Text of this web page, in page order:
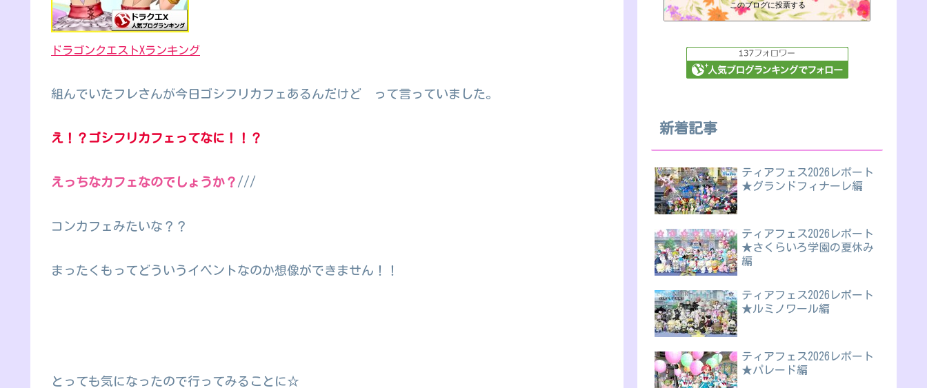
ドラゴンクエストXランキング
組んでいたフレさんが今日ゴシフリカフェあるんだけど って言っていました。
え！？ゴシフリカフェってなに！！？
えっちなカフェなのでしょうか？ ///
コンカフェみたいな？？
まったくもってどういうイベントなのか想像ができません！！
とっても気になったので行ってみることに☆
このブログに投票する
新着記事
ティアフェス2026レポート
★グランドフィナーレ編
ティアフェス2026レポート
★さくらいろ学園の夏休み
編
ティアフェス2026レポート
★ルミノワール編
ティアフェス2026レポート
★パレード編